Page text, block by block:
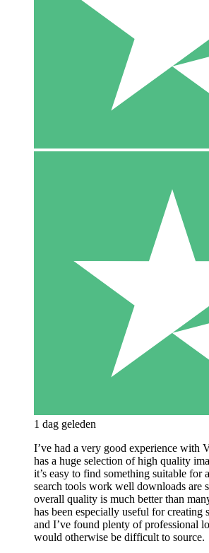
1 dag geleden
I’ve had a very good experience with
has a huge selection of high quality
it’s easy to find something suitable for
search tools work well downloads are
overall quality is much better than
has been especially useful for creating
and I’ve found plenty of professional
would otherwise be difficult to source.